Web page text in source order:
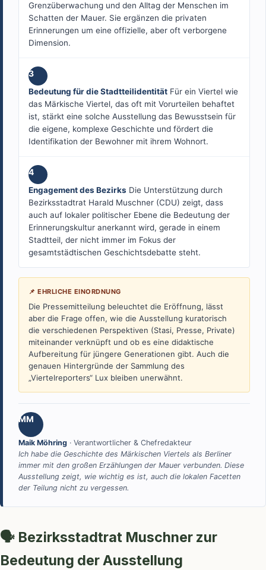
Grenzüberwachung und den Alltag der Menschen im
Schatten der Mauer. Sie ergänzen die privaten
Erinnerungen um eine offizielle, aber oft verborgene
Dimension.
3
Bedeutung für die Stadtteilidentität Für ein Viertel wie
das Märkische Viertel, das oft mit Vorurteilen behaftet
ist, stärkt eine solche Ausstellung das Bewusstsein für
die eigene, komplexe Geschichte und fördert die
Identifikation der Bewohner mit ihrem Wohnort.
4
Engagement des Bezirks Die Unterstützung durch
Bezirksstadtrat Harald Muschner (CDU) zeigt, dass
auch auf lokaler politischer Ebene die Bedeutung der
Erinnerungskultur anerkannt wird, gerade in einem
Stadtteil, der nicht immer im Fokus der
gesamtstädtischen Geschichtsdebatte steht.
📌 EHRLICHE EINORDNUNG
Die Pressemitteilung beleuchtet die Eröffnung, lässt
aber die Frage offen, wie die Ausstellung kuratorisch
die verschiedenen Perspektiven (Stasi, Presse, Private)
miteinander verknüpft und ob es eine didaktische
Aufbereitung für jüngere Generationen gibt. Auch die
genauen Hintergründe der Sammlung des
„Viertelreporters“ Lux bleiben unerwähnt.
MM
Maik Möhring · Verantwortlicher & Chefredakteur
Ich habe die Geschichte des Märkischen Viertels als Berliner
immer mit den großen Erzählungen der Mauer verbunden. Diese
Ausstellung zeigt, wie wichtig es ist, auch die lokalen Facetten
der Teilung nicht zu vergessen.
🗣️ Bezirksstadtrat Muschner zur
Bedeutung der Ausstellung